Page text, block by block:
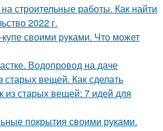
на строительные работы. Как найти
2022 г.
своими руками. Что может
Водопровод на даче
старых вещей. Как сделать
из старых вещей: 7 идей для
покрытия своими руками.